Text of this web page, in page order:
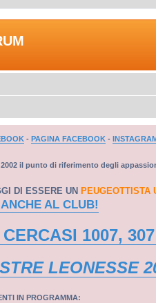
- PAGINA FACEBOOK -
il punto di riferimento degli
DI ESSERE UN PEUGEOTTISTA
AL CLUB!
CERCASI 1007,
LEONESSE
IN PROGRAMMA: